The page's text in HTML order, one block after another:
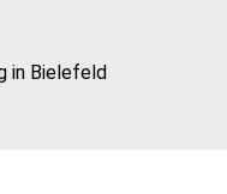
in Bielefeld